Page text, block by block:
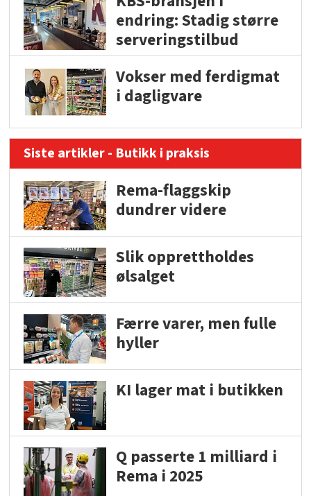
endring: Stadig større
serveringstilbud
Vokser med ferdigmat
i dagligvare
Siste artikler - Butikk i praksis
Rema-flaggskip
dundrer videre
Slik opprettholdes
ølsalget
Færre varer, men fulle
hyller
KI lager mat i butikken
Q passerte 1 milliard i
Rema i 2025